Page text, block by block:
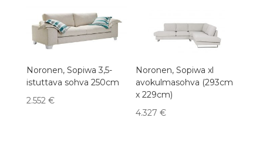
Noronen, Sopiwa 3,5-
istuttava sohva 250cm
2.552 €
Noronen, Sopiwa xl
avokulmasohva (293cm
x 229cm)
4.327€